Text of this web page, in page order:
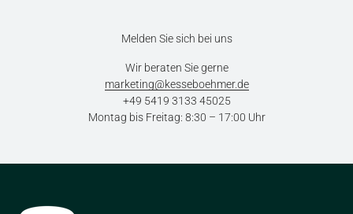
Melden Sie sich bei uns
Wir beraten Sie gerne
marketing@kesseboehmer.de
+49 5419 3133 45025
Montag bis Freitag: 8:30 – 17:00 Uhr